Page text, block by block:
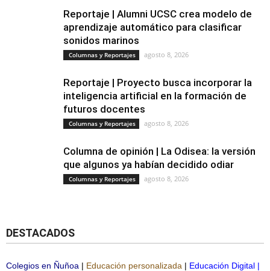
Reportaje | Alumni UCSC crea modelo de
aprendizaje automático para clasificar
sonidos marinos
Columnas y Reportajes agosto 8, 2026
Reportaje | Proyecto busca incorporar la
inteligencia artificial en la formación de
futuros docentes
Columnas y Reportajes agosto 8, 2026
Columna de opinión | La Odisea: la versión
que algunos ya habían decidido odiar
Columnas y Reportajes agosto 8, 2026
DESTACADOS
Colegios en Ñuñoa | Educación personalizada | Educación Digital |